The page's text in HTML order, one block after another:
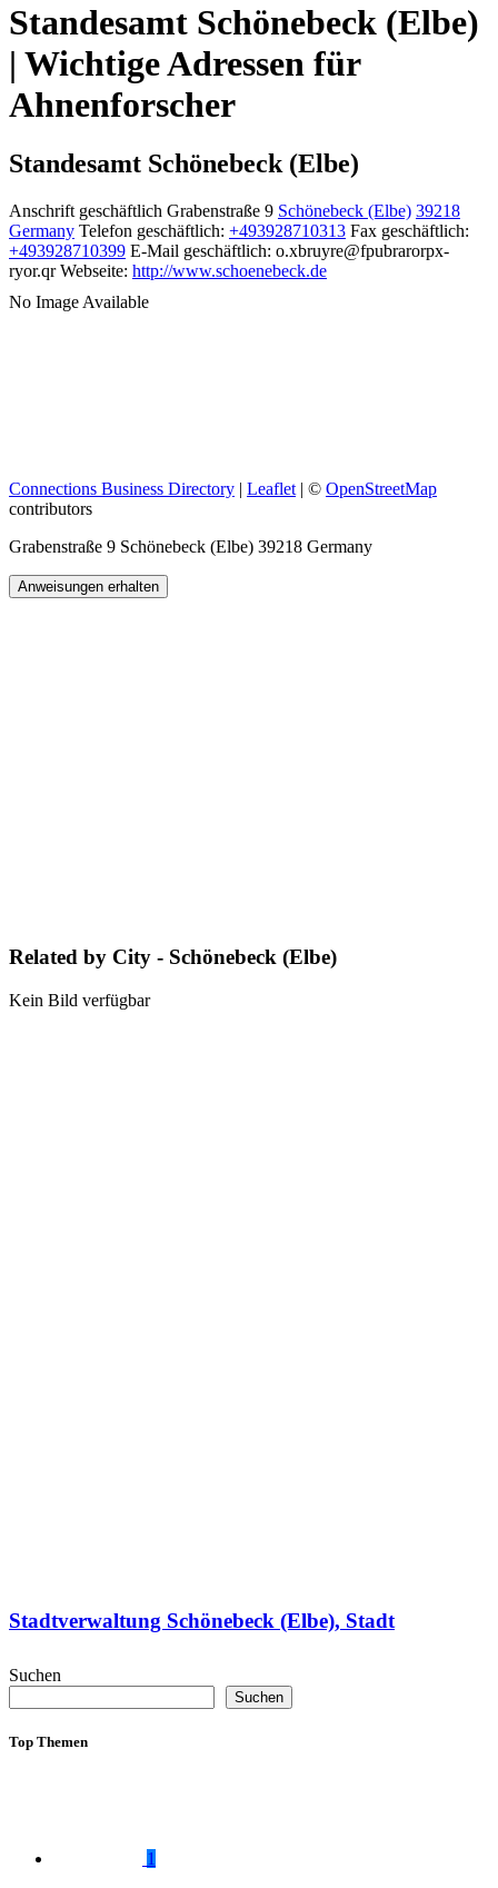
Standesamt Schönebeck (Elbe)
| Wichtige Adressen für
Ahnenforscher
Standesamt Schönebeck (Elbe)
Anschrift geschäftlich Grabenstraße 9 Schönebeck (Elbe) 39218
Germany Telefon geschäftlich: +493928710313 Fax geschäftlich:
+493928710399 E-Mail geschäftlich: o.xbruyre@fpubrarorpx-
ryor.qr Webseite: http://www.schoenebeck.de
No Image Available
Connections Business Directory | Leaflet | © OpenStreetMap
contributors
Grabenstraße 9 Schönebeck (Elbe) 39218 Germany
Anweisungen erhalten
Related by City - Schönebeck (Elbe)
Kein Bild verfügbar
Stadtverwaltung Schönebeck (Elbe), Stadt
Suchen
Suchen
Top Themen
1